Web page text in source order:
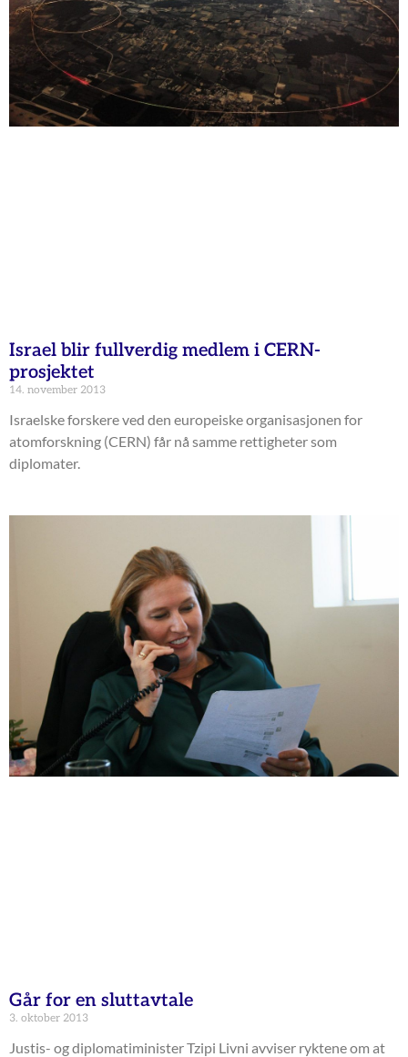
Israel blir fullverdig medlem i CERN-
prosjektet
14. november 2013
Israelske forskere ved den europeiske organisasjonen for
atomforskning (CERN) får nå samme rettigheter som
diplomater.
Går for en sluttavtale
3. oktober 2013
Justis- og diplomatiminister Tzipi Livni avviser ryktene om at